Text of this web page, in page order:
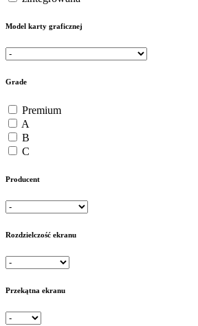
Model karty graficznej
Grade
Premium
A
B
C
Producent
Rozdzielczość ekranu
Przekątna ekranu